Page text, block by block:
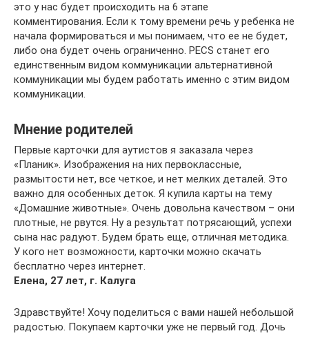
это у нас будет происходить на 6 этапе
комментирования. Если к тому времени речь у ребенка не
начала формироваться и мы понимаем, что ее не будет,
либо она будет очень ограниченно. PECS станет его
единственным видом коммуникации альтернативной
коммуникации мы будем работать именно с этим видом
коммуникации.
Мнение родителей
Первые карточки для аутистов я заказала через
«Планик». Изображения на них первоклассные,
размытости нет, все четкое, и нет мелких деталей. Это
важно для особенных деток. Я купила карты на тему
«Домашние животные». Очень довольна качеством – они
плотные, не рвутся. Ну а результат потрясающий, успехи
сына нас радуют. Будем брать еще, отличная методика.
У кого нет возможности, карточки можно скачать
бесплатно через интернет.
Елена, 27 лет, г. Калуга
Здравствуйте! Хочу поделиться с вами нашей небольшой
радостью. Покупаем карточки уже не первый год. Дочь